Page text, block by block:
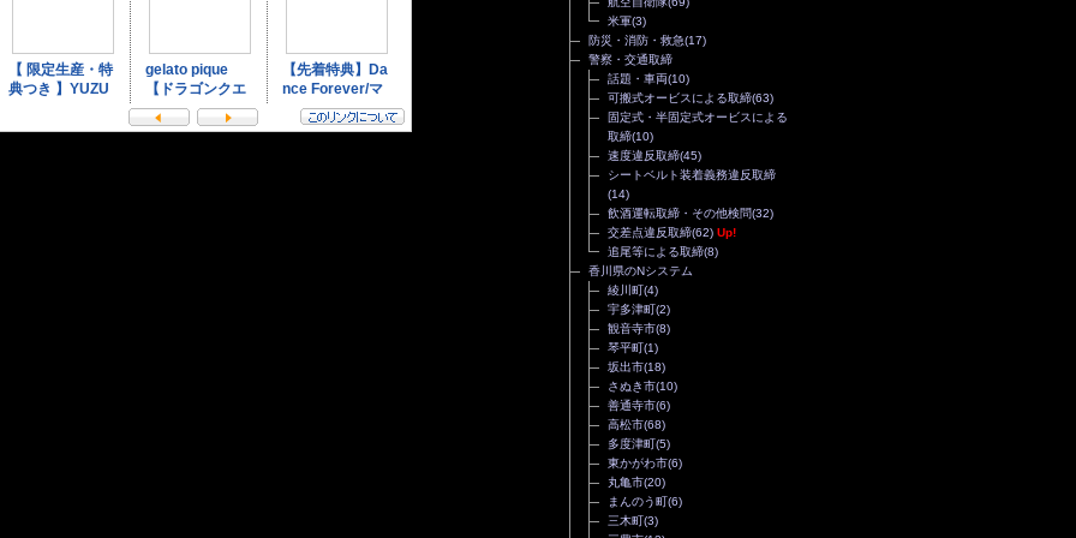
米軍(3)
防災・消防・救急(17)
警察・交通取締
話題・車両(10)
可搬式オービスによる取締(63)
固定式・半固定式オービスによる
取締(10)
速度違反取締(45)
シートベルト装着義務違反取締
(14)
飲酒運転取締・その他検問(32)
交差点違反取締(62) Up!
追尾等による取締(8)
香川県のNシステム
綾川町(4)
宇多津町(2)
観音寺市(8)
琴平町(1)
坂出市(18)
さぬき市(10)
善通寺市(6)
高松市(68)
多度津町(5)
東かがわ市(6)
丸亀市(20)
まんのう町(6)
三木町(3)